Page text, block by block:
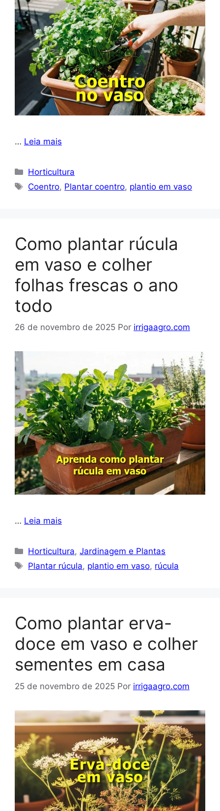
… Leia mais
Categorias
Horticultura
Tags
Coentro, Plantar coentro, plantio em vaso
Como plantar rúcula
em vaso e colher
folhas frescas o ano
todo
26 de novembro de 2025 Por irrigaagro.com
… Leia mais
Categorias
Horticultura,Jardinagem e Plantas
Tags
Plantar rúcula, plantio em vaso, rúcula
Como plantar erva-
doce em vaso e colher
sementes em casa
25 de novembro de 2025 Por irrigaagro.com